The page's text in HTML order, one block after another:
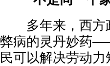
多年来，西方
弊病的灵丹妙药
民可以解决劳动